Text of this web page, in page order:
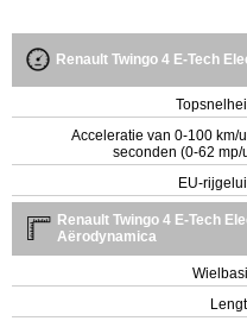
Renault Twingo 4 E-Tech
Acceleratie van 0-100 km/
seconden (0-62 mp/
EU-
Renault Twingo 4 E-Tech
Aërodynamica